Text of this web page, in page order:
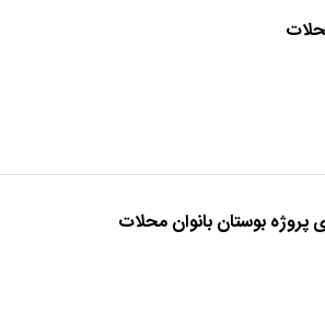
بوستان بانوان محلات